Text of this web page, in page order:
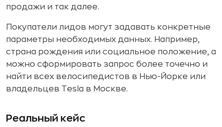
продажи и так далее.
Покупатели лидов могут задавать конкретные
параметры необходимых данных. Например,
страна рождения или социальное положение, а
можно сформировать запрос более точечно и
найти всех велосипедистов в Нью-Йорке или
владельцев Tesla в Москве.
Реальный кейс